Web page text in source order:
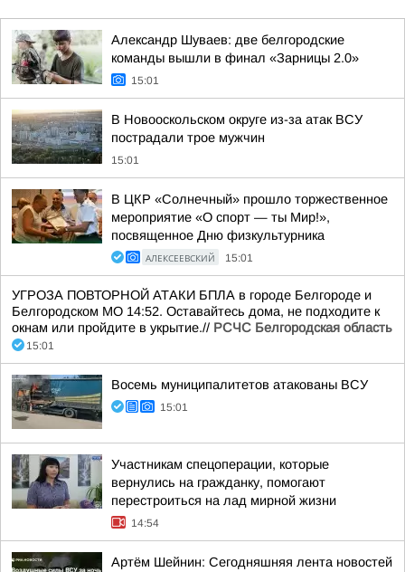
Александр Шуваев: две белгородские
команды вышли в финал «Зарницы 2.0»
15:01
В Новооскольском округе из-за атак ВСУ
пострадали трое мужчин
15:01
В ЦКР «Солнечный» прошло торжественное
мероприятие «О спорт — ты Мир!»,
посвященное Дню физкультурника
АЛЕКСЕЕВСКИЙ 15:01
УГРОЗА ПОВТОРНОЙ АТАКИ БПЛА в городе Белгороде и
Белгородском МО 14:52. Оставайтесь дома, не подходите к
окнам или пройдите в укрытие.// РСЧС Белгородская область
15:01
Восемь муниципалитетов атакованы ВСУ
15:01
Участникам спецоперации, которые
вернулись на гражданку, помогают
перестроиться на лад мирной жизни
14:54
Артём Шейнин: Сегодняшняя лента новостей